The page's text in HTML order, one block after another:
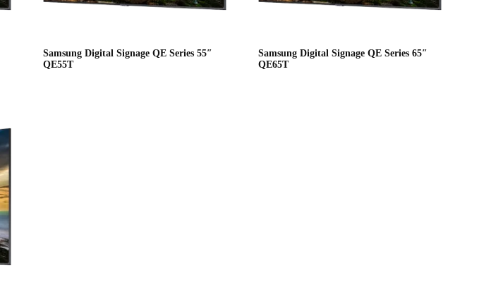
Samsung Digital Signage QE Series 55″
QE55T
Samsung Digital Signage QE Series 65″
QE65T